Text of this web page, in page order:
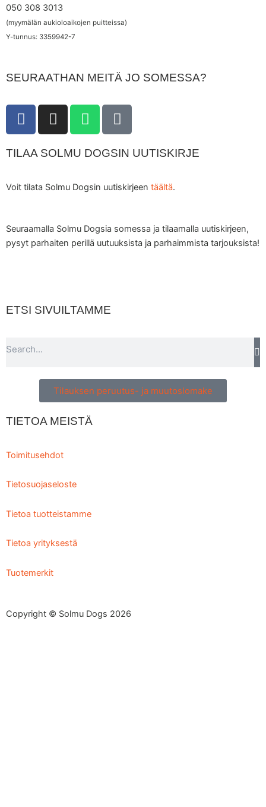
050 308 3013
(myymälän aukioloaikojen puitteissa)
Y-tunnus: 3359942-7
SEURAATHAN MEITÄ JO SOMESSA?
F
a
e
o
I
n
t
g
m
W
h
t
a
T
i
t
k
TILAA SOLMU DOGSIN UUTISKIRJE
Voit tilata Solmu Dogsin uutiskirjeen täältä.
Seuraamalla Solmu Dogsia somessa ja tilaamalla uutiskirjeen,
pysyt parhaiten perillä uutuuksista ja parhaimmista tarjouksista!
ETSI SIVUILTAMME
Tilauksen peruutus- ja muutoslomake
TIETOA MEISTÄ
Toimitusehdot
Tietosuojaseloste
Tietoa tuotteistamme
Tietoa yrityksestä
Tuotemerkit
Copyright © Solmu Dogs 2026